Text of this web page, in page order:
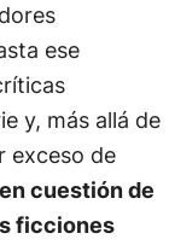
ese
y, más allá de
exceso de
en cuestión de
ficciones